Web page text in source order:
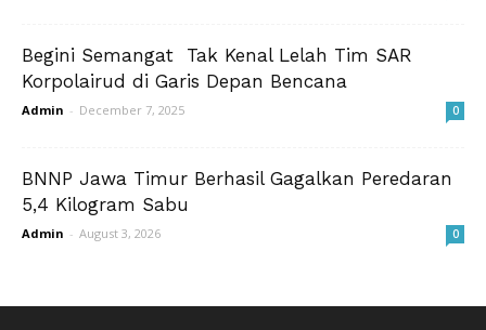
Begini Semangat Tak Kenal Lelah Tim SAR
Korpolairud di Garis Depan Bencana
Admin - December 7, 2025 0
BNNP Jawa Timur Berhasil Gagalkan Peredaran
5,4 Kilogram Sabu
Admin - August 3, 2026 0